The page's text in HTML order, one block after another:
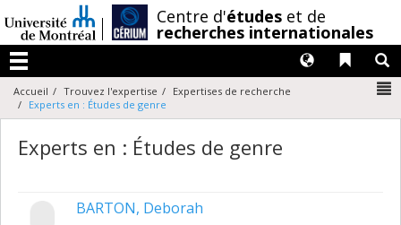
au
contenu
Centre d'études et de
recherches internationales
Menu
Liens
Langues
Accueil Trouvez l'expertise
Expertises de recherche
Experts en : Études de genre
Experts en : Études de genre
BARTON, Deborah